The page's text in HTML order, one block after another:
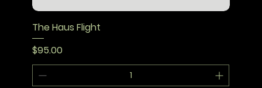
The Haus Flight
मूल्य
$95.00